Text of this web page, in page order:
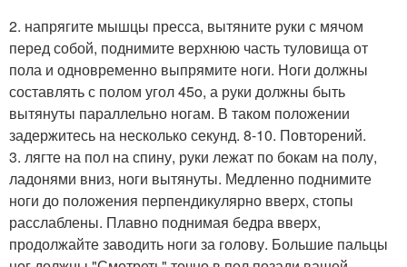
2. напрягите мышцы пресса, вытяните руки с мячом
перед собой, поднимите верхнюю часть туловища от
пола и одновременно выпрямите ноги. Ноги должны
составлять с полом угол 45o, а руки должны быть
вытянуты параллельно ногам. В таком положении
задержитесь на несколько секунд. 8-10. Повторений.
3. лягте на пол на спину, руки лежат по бокам на полу,
ладонями вниз, ноги вытянуты. Медленно поднимите
ноги до положения перпендикулярно вверх, стопы
расслаблены. Плавно поднимая бедра вверх,
продолжайте заводить ноги за голову. Большие пальцы